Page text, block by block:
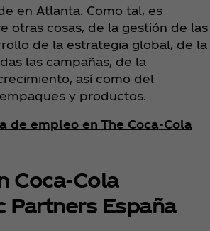
en Atlanta. Como tal, es
otras cosas, de la gestión de las
de la estrategia global, de la
las campañas, de la
así como del
y productos.
de empleo en The Coca‑Cola
Coca‑Cola
Partners España